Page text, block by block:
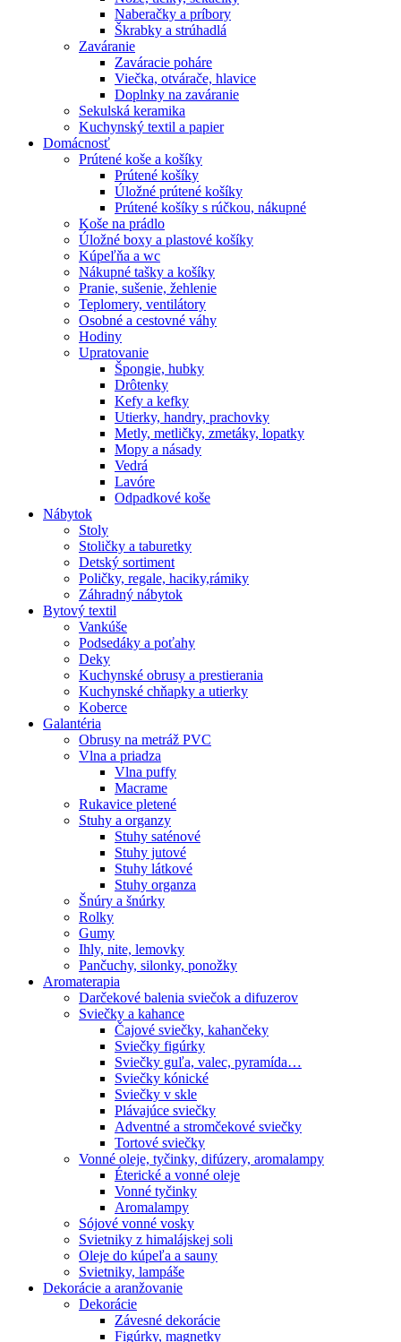
Naberačky a príbory
Škrabky a strúhadlá
Zaváranie
Zaváracie poháre
Viečka, otvárače, hlavice
Doplnky na zaváranie
Sekulská keramika
Kuchynský textil a papier
Domácnosť
Prútené koše a košíky
Prútené košíky
Úložné prútené košíky
Prútené košíky s rúčkou, nákupné
Koše na prádlo
Úložné boxy a plastové košíky
Kúpeľňa a wc
Nákupné tašky a košíky
Pranie, sušenie, žehlenie
Teplomery, ventilátory
Osobné a cestovné váhy
Hodiny
Upratovanie
Špongie, hubky
Drôtenky
Kefy a kefky
Utierky, handry, prachovky
Metly, metličky, zmetáky, lopatky
Mopy a násady
Vedrá
Lavóre
Odpadkové koše
Nábytok
Stoly
Stoličky a taburetky
Detský sortiment
Poličky, regale, haciky,rámiky
Záhradný nábytok
Bytový textil
Vankúše
Podsedáky a poťahy
Deky
Kuchynské obrusy a prestierania
Kuchynské chňapky a utierky
Koberce
Galantéria
Obrusy na metráž PVC
Vlna a priadza
Vlna puffy
Macrame
Rukavice pletené
Stuhy a organzy
Stuhy saténové
Stuhy jutové
Stuhy látkové
Stuhy organza
Šnúry a šnúrky
Rolky
Gumy
Ihly, nite, lemovky
Pančuchy, silonky, ponožky
Aromaterapia
Darčekové balenia sviečok a difuzerov
Sviečky a kahance
Čajové sviečky, kahančeky
Sviečky figúrky
Sviečky guľa, valec, pyramída…
Sviečky kónické
Sviečky v skle
Plávajúce sviečky
Adventné a stromčekové sviečky
Tortové sviečky
Vonné oleje, tyčinky, difúzery, aromalampy
Éterické a vonné oleje
Vonné tyčinky
Aromalampy
Sójové vonné vosky
Svietniky z himalájskej soli
Oleje do kúpeľa a sauny
Svietniky, lampáše
Dekorácie a aranžovanie
Dekorácie
Závesné dekorácie
Figúrky, magnetky